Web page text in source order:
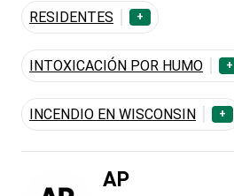
RESIDENTES +
INTOXICACIÓN POR HUMO +
INCENDIO EN WISCONSIN +
AP